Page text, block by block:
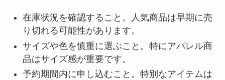
在庫状況を確認すること。人気商品は早期に売
り切れる可能性があります。
サイズや色を慎重に選ぶこと。特にアパレル商
品はサイズ感が重要です。
予約期間内に申し込むこと。特別なアイテムは